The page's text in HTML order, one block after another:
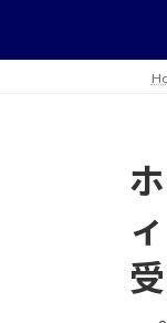
プ
動